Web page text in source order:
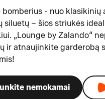
- nuo klasikinių
siluetų – šios striukės
„Lounge by Zalando“
ir atnaujinkite garderobą
nemokamai